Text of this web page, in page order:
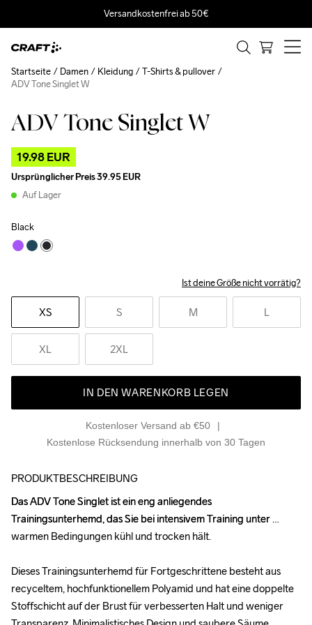
Versandkostenfrei ab 50€
ADV Tone Singlet W
19.98 EUR
Ursprünglicher Preis39.95 EUR
Auf Lager
Black
Ist deine Größe nicht vorrätig?
XS S M L
XL 2XL
IN DEN WARENKORB LEGEN
Kostenloser Versand ab €50
Kostenlose Rücksendung innerhalb von 30 Tagen
Startseite Damen Kleidung
T-Shirts & pullover
ADV Tone Singlet W
Outlet
PRODUKTBESCHREIBUNG
Das ADV Tone Singlet ist ein eng anliegendes
Trainingsunterhemd, das Sie bei intensivem Training unter
warmen Bedingungen kühl und trocken hält.
Dieses Trainingsunterhemd für Fortgeschrittene besteht aus
recyceltem, hochfunktionellem Polyamid und hat eine doppelte
Stoffschicht auf der Brust für verbesserten Halt und weniger
Das ADV Tone Singlet ist ein eng anliegendes
Trainingsunterhemd, das Sie bei intensivem Training unter
warmen Bedingungen kühl und trocken hält.
Dieses Trainingsunterhemd für Fortgeschrittene besteht aus
recyceltem, hochfunktionellem Polyamid und hat eine doppelte
Stoffschicht auf der Brust für verbesserten Halt und weniger